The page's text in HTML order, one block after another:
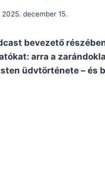
2025. december 15.
bevezető
arra a
üdvtörténete – és